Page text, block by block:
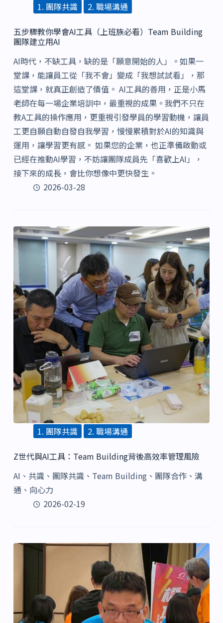
1. 團隊共識 2. 職場溝通
五步驟教你學會AI工具（上班族必看）Team Building
團隊建立用AI
AI時代，不缺工具，缺的是「願意開始的人」。如果一
堂課，能讓員工從「我不會」變成「我想試試看」，那
這堂課，就真正創造了價值。 AI工具的善用，正是小馬
老師在每一場企業培訓中，最重視的成果。我們不只在
教A工具的操作應用，更重視引發學員的學習動機，讓員
工更自願自動自發自我學習，慢慢累積對於AI的知識與
運用，讓學習更有感。 如果您的企業，也正準備啟動或
已經在推動AI學習，不妨讓團隊成員先「喜歡上AI」，
接下來的成長，會比你想像中更快發生。
2026-03-28
1. 團隊共識 2. 職場溝通
Z世代與AI工具：Team Building背後高效率管理風險
AI、共識、團隊共識、Team Building、團隊合作、溝
通、向心力
2026-02-19